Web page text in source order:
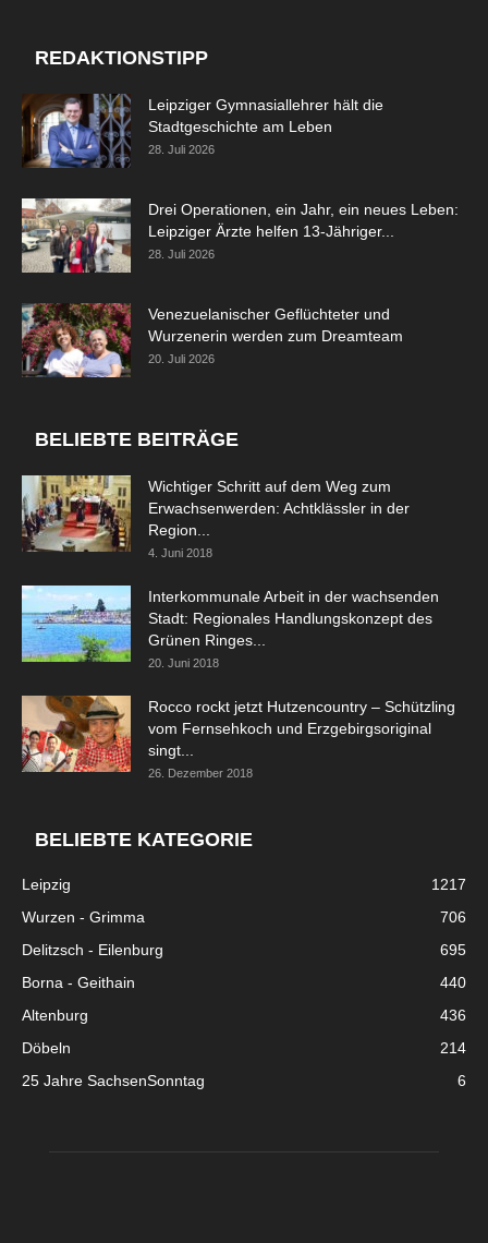
REDAKTIONSTIPP
Leipziger Gymnasiallehrer hält die
Stadtgeschichte am Leben
28. Juli 2026
Drei Operationen, ein Jahr, ein neues Leben:
Leipziger Ärzte helfen 13-Jähriger...
28. Juli 2026
Venezuelanischer Geflüchteter und
Wurzenerin werden zum Dreamteam
20. Juli 2026
BELIEBTE BEITRÄGE
Wichtiger Schritt auf dem Weg zum
Erwachsenwerden: Achtklässler in der
Region...
4. Juni 2018
Interkommunale Arbeit in der wachsenden
Stadt: Regionales Handlungskonzept des
Grünen Ringes...
20. Juni 2018
Rocco rockt jetzt Hutzencountry – Schützling
vom Fernsehkoch und Erzgebirgsoriginal
singt...
26. Dezember 2018
BELIEBTE KATEGORIE
Leipzig
1217
Wurzen - Grimma
706
Delitzsch - Eilenburg
695
Borna - Geithain
440
Altenburg
436
Döbeln
214
25 Jahre SachsenSonntag
6